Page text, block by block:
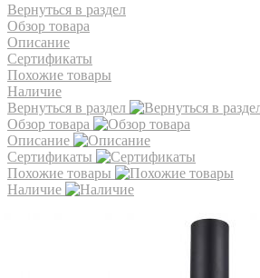
Вернуться в раздел
Обзор товара
Описание
Сертификаты
Похожие товары
Наличие
Вернуться в раздел
Обзор товара
Описание
Сертификаты
Похожие товары
Наличие